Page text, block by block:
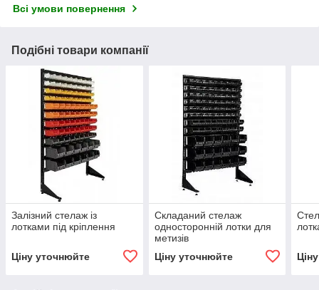
Всі умови повернення
Подібні товари компанії
Залізний стелаж із
лотками під кріплення
Ціну уточнюйте
Складаний стелаж
односторонній лотки для
метизів
Ціну уточнюйте